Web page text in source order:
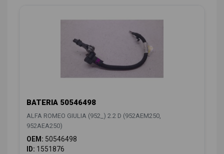
BATERIA 50546498
ALFA ROMEO GIULIA (952_) 2.2 D (952AEM250,
952AEA250)
OEM: 50546498
ID: 1551876